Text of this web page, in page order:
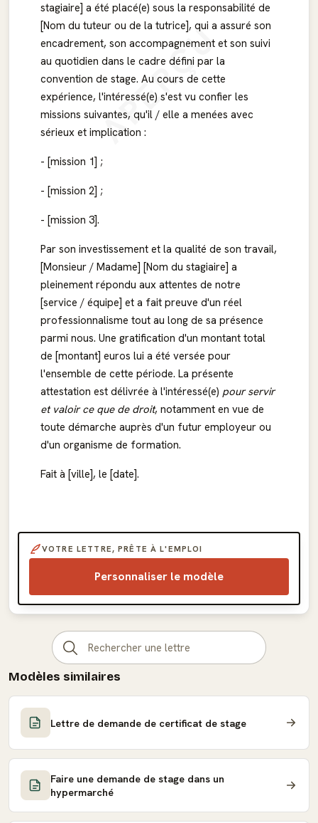
APERÇU
stagiaire] a été placé(e) sous la responsabilité de
[Nom du tuteur ou de la tutrice], qui a assuré son
encadrement, son accompagnement et son suivi
au quotidien dans le cadre défini par la
convention de stage. Au cours de cette
expérience, l'intéressé(e) s'est vu confier les
missions suivantes, qu'il / elle a menées avec
sérieux et implication :
- [mission 1] ;
- [mission 2] ;
- [mission 3].
Par son investissement et la qualité de son travail,
[Monsieur / Madame] [Nom du stagiaire] a
pleinement répondu aux attentes de notre
[service / équipe] et a fait preuve d'un réel
professionnalisme tout au long de sa présence
parmi nous. Une gratification d'un montant total
de [montant] euros lui a été versée pour
l'ensemble de cette période. La présente
attestation est délivrée à l'intéressé(e) pour servir
et valoir ce que de droit, notamment en vue de
toute démarche auprès d'un futur employeur ou
d'un organisme de formation.
Fait à [ville], le [date].
VOTRE LETTRE, PRÊTE À L'EMPLOI
Personnaliser le modèle
Modèles similaires
Lettre de demande de certificat de stage
Faire une demande de stage dans un
hypermarché